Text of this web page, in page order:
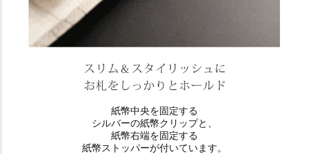
紙幣中央を固定する
シルバーの紙幣クリップと、
紙幣右端を固定する
紙幣ストッパーが付いています。